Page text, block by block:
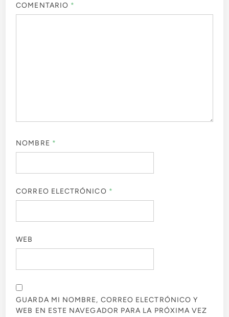
COMENTARIO *
NOMBRE *
CORREO ELECTRÓNICO *
WEB
GUARDA MI NOMBRE, CORREO ELECTRÓNICO Y
WEB EN ESTE NAVEGADOR PARA LA PRÓXIMA VEZ